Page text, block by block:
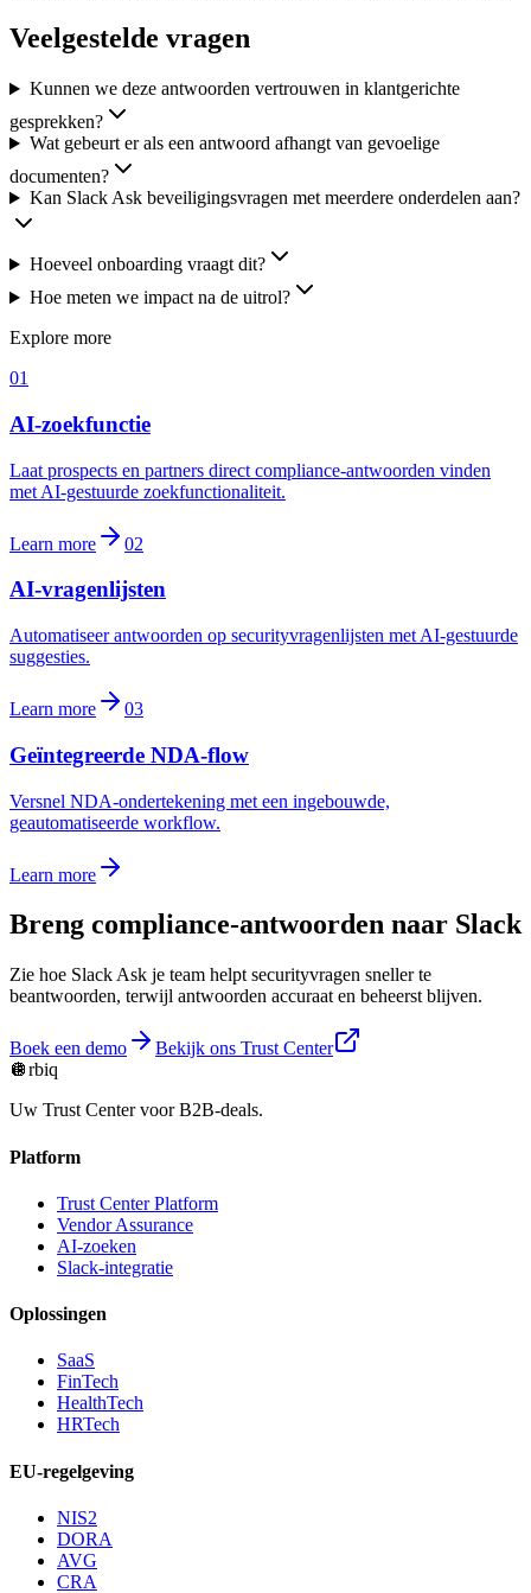
Veelgestelde vragen
Kunnen we deze antwoorden vertrouwen in klantgerichte
gesprekken?
Wat gebeurt er als een antwoord afhangt van gevoelige
documenten?
Kan Slack Ask beveiligingsvragen met meerdere onderdelen aan?
Hoeveel onboarding vraagt dit?
Hoe meten we impact na de uitrol?
Explore more
01
AI-zoekfunctie
Laat prospects en partners direct compliance-antwoorden vinden
met AI-gestuurde zoekfunctionaliteit.
Learn more 02
AI-vragenlijsten
Automatiseer antwoorden op securityvragenlijsten met AI-gestuurde
suggesties.
Learn more 03
Geïntegreerde NDA-flow
Versnel NDA-ondertekening met een ingebouwde,
geautomatiseerde workflow.
Learn more
Breng compliance-antwoorden naar Slack
Zie hoe Slack Ask je team helpt securityvragen sneller te
beantwoorden, terwijl antwoorden accuraat en beheerst blijven.
Boek een demo
Bekijk ons Trust Center
🪩rbiq
Uw Trust Center voor B2B-deals.
Platform
Trust Center Platform
Vendor Assurance
AI-zoeken
Slack-integratie
Oplossingen
SaaS
FinTech
HealthTech
HRTech
EU-regelgeving
NIS2
DORA
AVG
CRA